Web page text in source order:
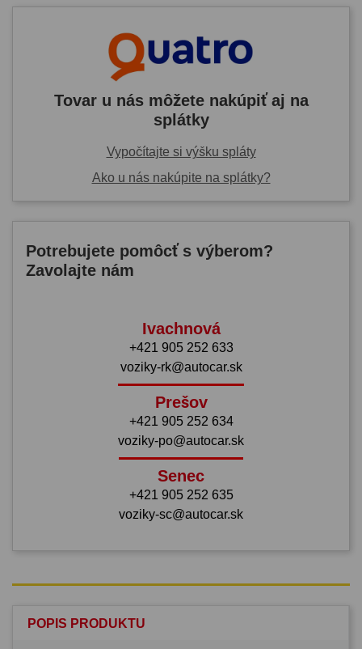
Tovar u nás môžete nakúpiť aj na
splátky
Vypočítajte si výšku spláty
Ako u nás nakúpite na splátky?
Potrebujete pomôcť s výberom?
Zavolajte nám
Ivachnová
+421 905 252 633
voziky-rk@autocar.sk
Prešov
+421 905 252 634
voziky-po@autocar.sk
Senec
+421 905 252 635
voziky-sc@autocar.sk
POPIS PRODUKTU